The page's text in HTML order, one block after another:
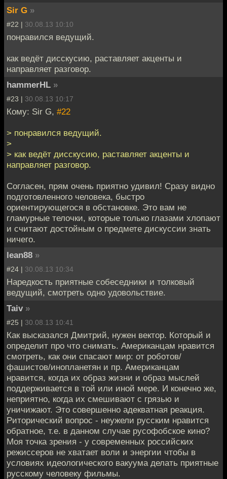
Sir G »
#22 | 30.08.13 10:10
понравился ведущий.
как ведёт дисскусию, раставляет акценты и
направляет разговор.
hammerHL »
#23 | 30.08.13 10:17
Кому: Sir G, #22
> понравился ведущий.
>
> как ведёт дисскусию, раставляет акценты и
направляет разговор.
Согласен, прям очень приятно удивил! Сразу видно
подготовленного человека, быстро
ориентирующегося в обстановке. Это вам не
гламурные телочки, которые только глазами хлопают
и считают достойным о предмете дискуссии знать
ничего.
lean88 »
#24 | 30.08.13 10:34
Наредкость приятные собеседники и толковый
ведущий, смотреть одно удовольствие.
Taiv »
#25 | 30.08.13 10:41
Как высказался Дмитрий, нужен вектор. Который и
определит про что снимать. Американцам нравится
смотреть, как они спасают мир: от роботов/
фашистов/инопланетян и пр. Американцам
нравится, когда их образ жизни и образ мыслей
поддерживается в той или иной мере. И конечно же,
неприятно, когда их смешивают с грязью и
уничижают. Это совершенно адекватная реакция.
Риторический вопрос - неужели русским нравится
обратное, т.е. в данном случае русофобское кино?
Моя точка зрения - у современных российских
режиссеров не хватает воли и энергии чтобы в
условиях идеологического вакуума делать приятные
русскому человеку фильмы.